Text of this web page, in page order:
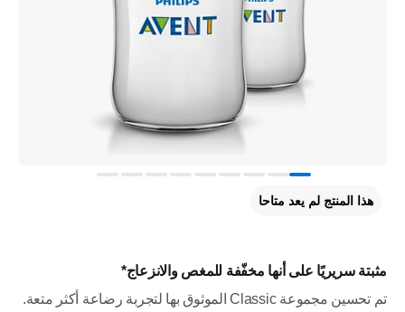
مثبتة سريريًا على أنها مخفّفة للمغص والانزعاج*
تم تحسين مجموعة Classic الموثوق بها لتجربة رضاعة أكثر متعة.
هذا المنتج لم يعد متاحا